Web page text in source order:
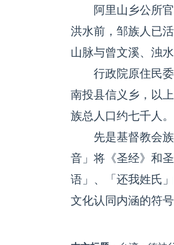
阿里山乡公所官
洪水前，邹族人已
山脉与曾文溪、浊
行政院原住民委
南投县信义乡，以
族总人口约七千人。
先是基督教会族
音」将《圣经》和
语」、「还我姓氏
文化认同内涵的符号